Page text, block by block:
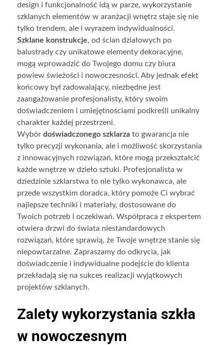
design i funkcjonalność idą w parze, wykorzystanie
szklanych elementów w aranżacji wnętrz staje się nie
tylko trendem, ale i wyrazem indywidualności.
Szklane konstrukcje, od ścian działowych po
balustrady czy unikatowe elementy dekoracyjne,
mogą wprowadzić do Twojego domu czy biura
powiew świeżości i nowoczesności. Aby jednak efekt
końcowy był zadowalający, niezbędne jest
zaangażowanie profesjonalisty, który swoim
doświadczeniem i umiejętnościami podkreśli unikalny
charakter każdej przestrzeni.
Wybór doświadczonego szklarza to gwarancja nie
tylko precyzji wykonania, ale i możliwość skorzystania
z innowacyjnych rozwiązań, które mogą przekształcić
każde wnętrze w dzieło sztuki. Profesjonalista w
dziedzinie szklarstwa to nie tylko wykonawca, ale
przede wszystkim doradca, który pomoże Ci wybrać
najlepsze techniki i materiały, dostosowane do
Twoich potrzeb i oczekiwań. Współpraca z ekspertem
otwiera drzwi do świata niestandardowych
rozwiązań, które sprawią, że Twoje wnętrze stanie się
niepowtarzalne. Zapraszamy do odkrycia, jak
doświadczenie i indywidualne podejście do klienta
przekładają się na sukces realizacji wyjątkowych
projektów szklanych.
Zalety wykorzystania szkła
w nowoczesnym